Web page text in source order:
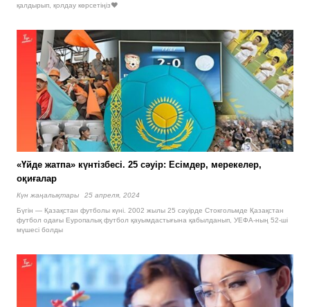
қалдырып, қолдау көрсетіңіз❤
«Үйде жатпа» күнтізбесі. 25 сәуір: Есімдер, мерекелер,
оқиғалар
Күн жаңалықтары
25 апреля, 2024
Бүгін — Қазақстан футболы күні. 2002 жылы 25 сәуірде Стокгольмде Қазақстан
футбол одағы Еуропалық футбол қауымдастығына қабылданып, УЕФА-ның 52-ші
мүшесі болды